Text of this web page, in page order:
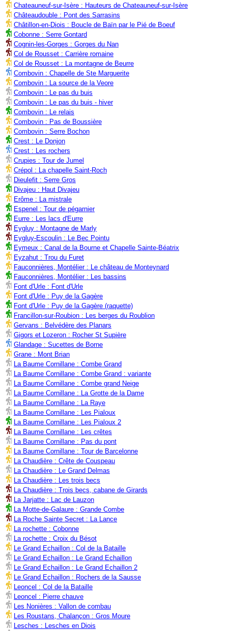
Chateauneuf-sur-Isère : Hauteurs de Chateauneuf-sur-Isère
Châteaudouble : Pont des Sarrasins
Châtillon-en-Diois : Boucle de Baïn par le Pié de Boeuf
Cobonne : Serre Gontard
Cognin-les-Gorges : Gorges du Nan
Col de Rousset : Carrière romaine
Col de Rousset : La montagne de Beurre
Combovin : Chapelle de Ste Marguerite
Combovin : La source de la Veore
Combovin : Le pas du buis
Combovin : Le pas du buis - hiver
Combovin : Le relais
Combovin : Pas de Boussière
Combovin : Serre Bochon
Crest : Le Donjon
Crest : Les rochers
Crupies : Tour de Jumel
Crépol : La chapelle Saint-Roch
Dieulefit : Serre Gros
Divajeu : Haut Divajeu
Erôme : La mistrale
Espenel : Tour de pégarnier
Eurre : Les lacs d'Eurre
Eygluy : Montagne de Marly
Eygluy-Escoulin : Le Bec Pointu
Eymeux : Canal de la Bourne et Chapelle Sainte-Béatrix
Eyzahut : Trou du Furet
Fauconnières, Montélier : Le château de Monteynard
Fauconnières, Montélier : Les bassins
Font d'Urle : Font d'Urle
Font d'Urle : Puy de la Gagère
Font d'Urle : Puy de la Gagère (raquette)
Francillon-sur-Roubion : Les berges du Roublion
Gervans : Belvédère des Planars
Gigors et Lozeron : Rocher St Supière
Glandage : Sucettes de Borne
Grane : Mont Brian
La Baume Cornillane : Combe Grand
La Baume Cornillane : Combe Grand : variante
La Baume Cornillane : Combe grand Neige
La Baume Cornillane : La Grotte de la Dame
La Baume Cornillane : La Raye
La Baume Cornillane : Les Pialoux
La Baume Cornillane : Les Pialoux 2
La Baume Cornillane : Les crêtes
La Baume Cornillane : Pas du pont
La Baume Cornillane : Tour de Barcelonne
La Chaudière : Crête de Couspeau
La Chaudière : Le Grand Delmas
La Chaudière : Les trois becs
La Chaudière : Trois becs, cabane de Girards
La Jarjatte : Lac de Lauzon
La Motte-de-Galaure : Grande Combe
La Roche Sainte Secret : La Lance
La rochette : Cobonne
La rochette : Croix du Bésot
Le Grand Echaillon : Col de la Bataille
Le Grand Echaillon : Le Grand Echaillon
Le Grand Echaillon : Le Grand Echaillon 2
Le Grand Echaillon : Rochers de la Sausse
Leoncel : Col de la Bataille
Leoncel : Pierre chauve
Les Nonières : Vallon de combau
Les Roustans, Chalançon : Gros Moure
Lesches : Lesches en Diois